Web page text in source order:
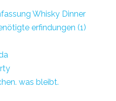
Whisky Dinner
erfindungen (1)
was bleibt.